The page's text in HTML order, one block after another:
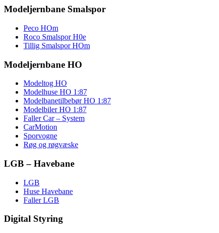
Modeljernbane Smalspor
Peco HOm
Roco Smalspor H0e
Tillig Smalspor HOm
Modeljernbane HO
Modeltog HO
Modelhuse HO 1:87
Modelbanetilbebør HO 1:87
Modelbiler HO 1:87
Faller Car – System
CarMotion
Sporvogne
Røg og røgvæske
LGB – Havebane
LGB
Huse Havebane
Faller LGB
Digital Styring